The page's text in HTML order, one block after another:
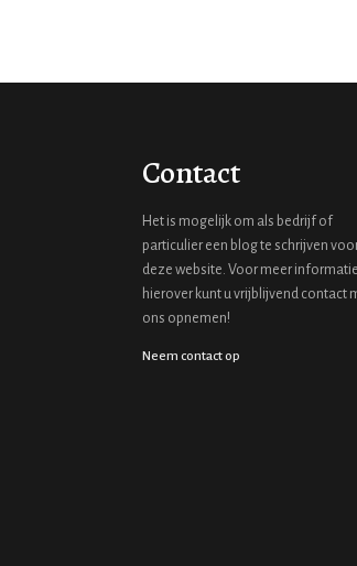
Contact
Het is mogelijk om als bedrijf of
particulier een blog te schrijven
deze website. Voor meer informatie
hierover kunt u vrijblijvend contact
ons opnemen!
Neem contact op